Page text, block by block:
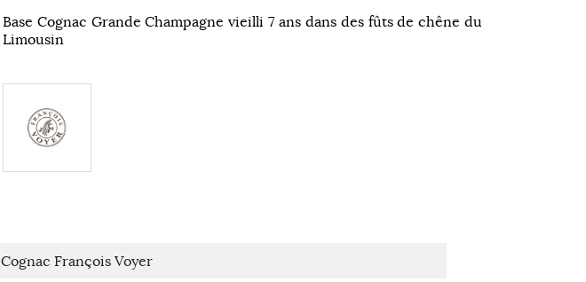
Base Cognac Grande Champagne vieilli 7 ans dans des fûts de chêne du
Limousin
Cognac François Voyer